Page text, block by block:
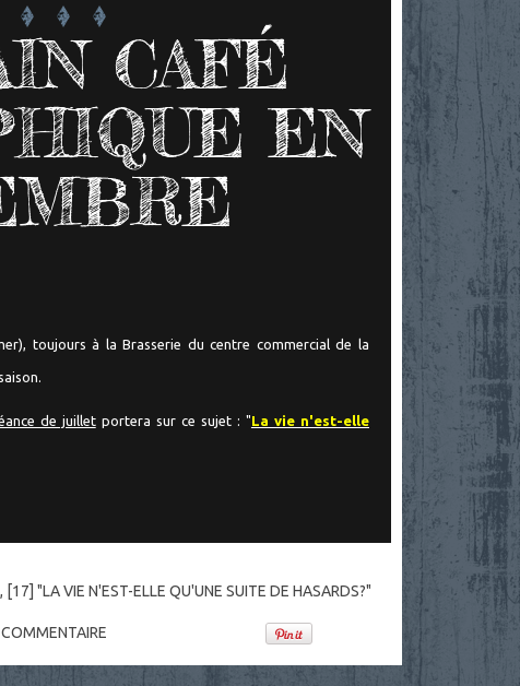
CAFÉ
EN
toujours à la Brasserie du centre commercial de la
de juilletportera sur ce sujet : "La vie n'est-elle
, [17] "LA VIE N'EST-ELLE QU'UNE SUITE DE HASARDS?"
COMMENTAIRE